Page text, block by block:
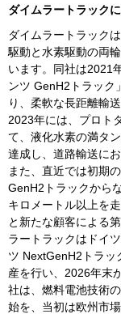
ダイムラートラック
ダイムラートラック
駆動と水素駆動の両
います。同社は2021
ンツ GenH2 トラッ
り、柔軟な長距離輸
2023年には、プロト
て、液化水素の満タン
達成し、道路輸送に
また、直近では初期
GenH2 トラックから
キロメートル以上を
と新たな顧客による第
ラートラックはドイ
ツ NextGenH2 トラ
産を行い、 2026年末
社は、燃料電池技術
始を、当初は欧州市